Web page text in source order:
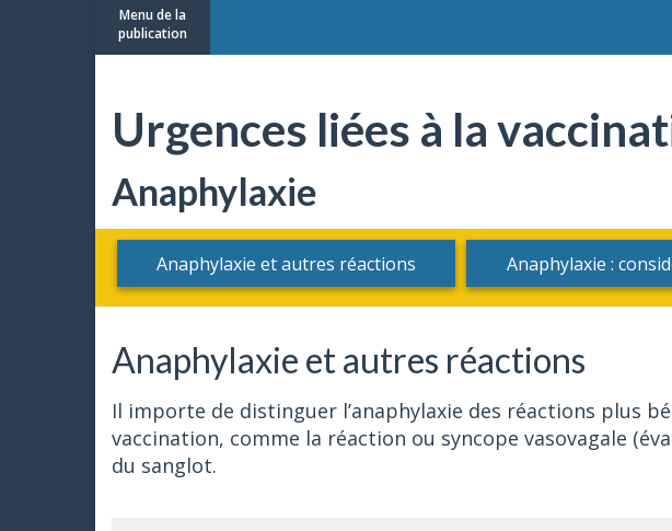
Menu de la
publication
Urgences liées à la
Anaphylaxie
Anaphylaxie et autres réactions Anaphylaxie :
Anaphylaxie et autres réactions
Il importe de distinguer l’anaphylaxie des réactions plus
vaccination, comme la réaction ou syncope vasovagale
du sanglot.